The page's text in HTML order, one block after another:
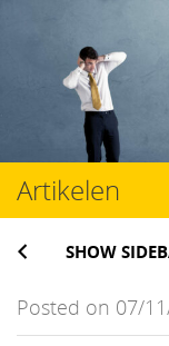
Artikelen
SHOW
Posted on 07/